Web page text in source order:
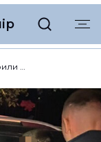
В Одеському ТЦК викрили схему видачі «білих білетів» депутатам та їхнім близьким